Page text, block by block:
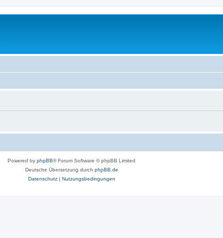
Powered by phpBB® Forum Software © phpBB Limited
Deutsche Übersetzung durch phpBB.de
Datenschutz| Nutzungsbedingungen